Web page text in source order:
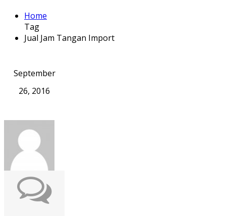
Home
Tag
Jual Jam Tangan Import
September
26, 2016